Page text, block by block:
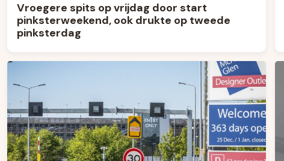
Vroegere spits op vrijdag door start
pinksterweekend, ook drukte op tweede
pinksterdag